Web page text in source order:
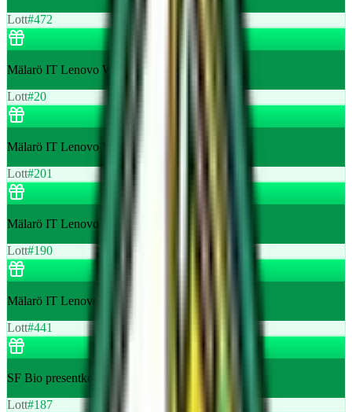
Lott#472
Mälarö IT Lenovo Webcam värde 700 kr
Lott#20
Mälarö IT Lenovo Webcam värde 700 kr
Lott#201
Mälarö IT Lenovo Webcam värde 700 kr
Lott#190
Mälarö IT Lenovo Webcam värde 700 kr
Lott#441
SF Bio presentkort 200 kr från Röranalys
Lott#187